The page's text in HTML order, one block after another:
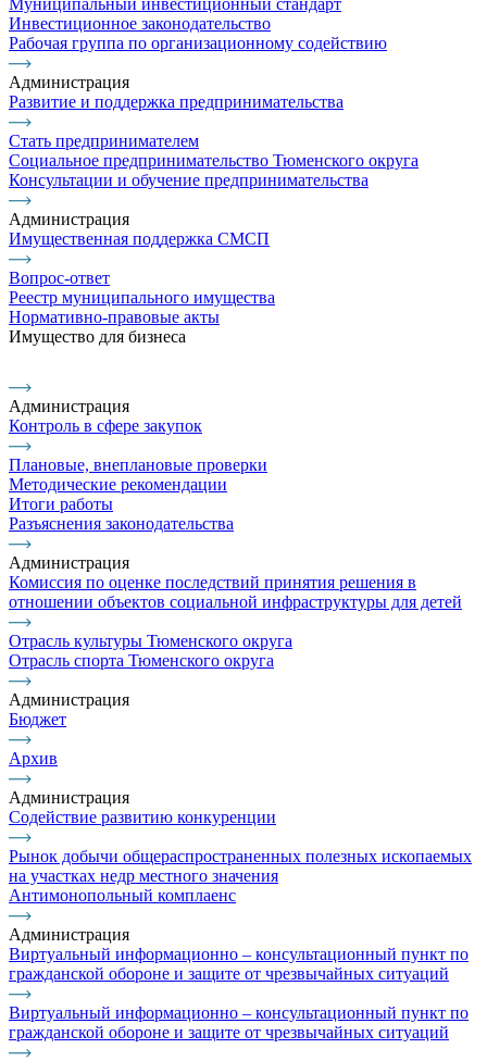
Муниципальный инвестиционный стандарт
Инвестиционное законодательство
Рабочая группа по организационному содействию
Администрация
Развитие и поддержка предпринимательства
Стать предпринимателем
Социальное предпринимательство Тюменского округа
Консультации и обучение предпринимательства
Администрация
Имущественная поддержка СМСП
Вопрос-ответ
Реестр муниципального имущества
Нормативно-правовые акты
Имущество для бизнеса
Администрация
Контроль в сфере закупок
Плановые, внеплановые проверки
Методические рекомендации
Итоги работы
Разъяснения законодательства
Администрация
Комиссия по оценке последствий принятия решения в
отношении объектов социальной инфраструктуры для детей
Отрасль культуры Тюменского округа
Отрасль спорта Тюменского округа
Администрация
Бюджет
Архив
Администрация
Содействие развитию конкуренции
Рынок добычи общераспространенных полезных ископаемых
на участках недр местного значения
Антимонопольный комплаенс
Администрация
Виртуальный информационно – консультационный пункт по
гражданской обороне и защите от чрезвычайных ситуаций
Виртуальный информационно – консультационный пункт по
гражданской обороне и защите от чрезвычайных ситуаций